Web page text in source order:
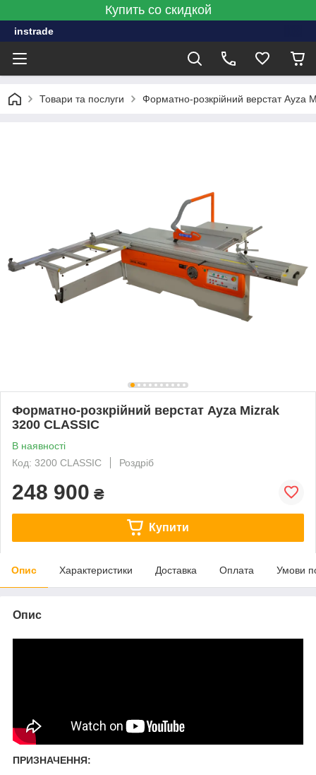
Купить со скидкой
instrade
Товари та послуги Форматно-розкрійний верстат Ayza
Форматно-розкрійний верстат Ayza Mizrak
3200 CLASSIC
В наявності
Код: 3200 CLASSIC
Роздріб
248 900 ₴
Купити
Опис Характеристики Доставка Оплата Умови
Опис
ПРИЗНАЧЕННЯ: